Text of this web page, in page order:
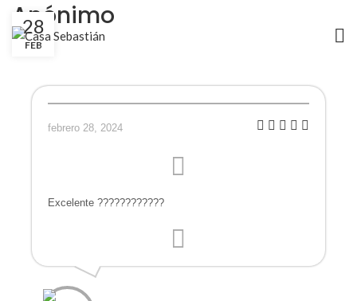
Anónimo
28
FEB
febrero 28, 2024
Excelente ????????????